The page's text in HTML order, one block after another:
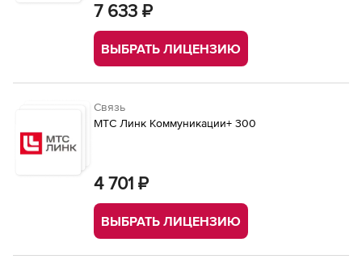
7 633 ₽
ВЫБРАТЬ ЛИЦЕНЗИЮ
Связь
МТС Линк Коммуникации+ 300
4 701 ₽
ВЫБРАТЬ ЛИЦЕНЗИЮ